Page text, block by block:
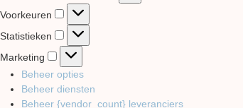
Voorkeuren
Voorkeuren
Statistieken Statistieken
Marketing
Marketing
Beheer opties
Beheer diensten
Beheer {vendor_count} leveranciers